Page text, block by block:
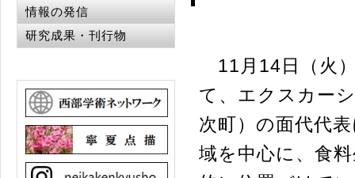
11月14日（火
て、エクスカー
次町）の面代代
域を中心に、食
情報の発信
研究成果・刊行物